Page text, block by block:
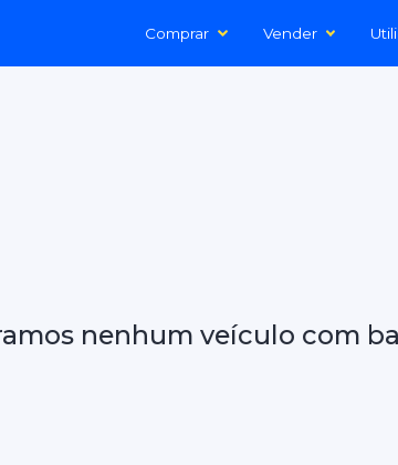
Comprar Vender
nenhum veículo com